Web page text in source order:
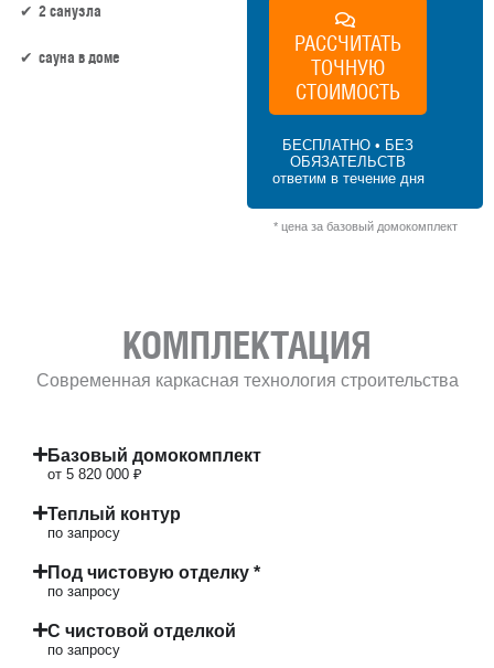
2 санузла
сауна в доме
РАССЧИТАТЬ
ТОЧНУЮ
СТОИМОСТЬ
БЕСПЛАТНО • БЕЗ
ОБЯЗАТЕЛЬСТВ
ответим в течение дня
* цена за базовый домокомплект
КОМПЛЕКТАЦИЯ
Современная каркасная технология строительства
Базовый домокомплект
от 5 820 000 ₽
Теплый контур
по запросу
Под чистовую отделку *
по запросу
С чистовой отделкой
по запросу